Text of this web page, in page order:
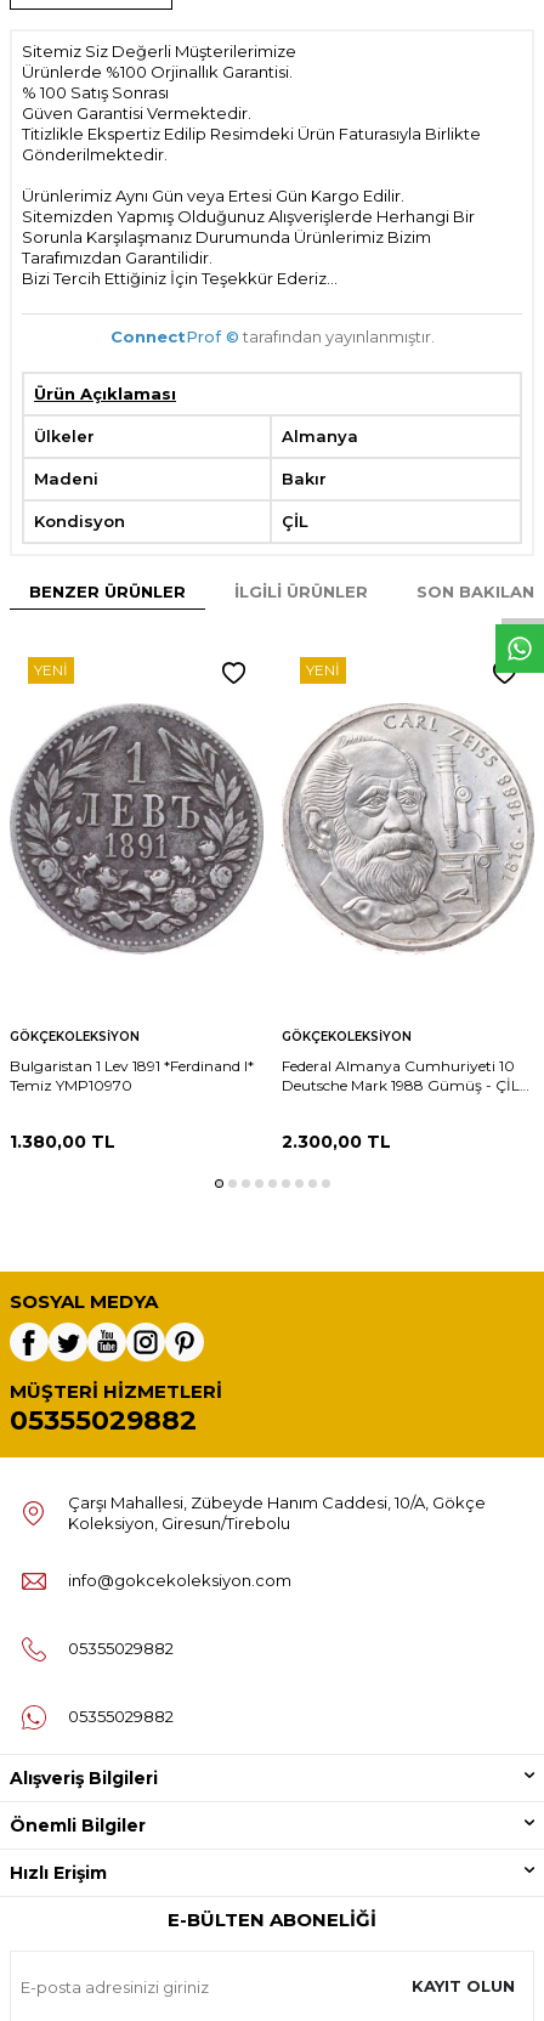
W
h
t
s
p
p
D
e
s
e
H
a
t
t
Sitemiz Siz Değerli Müşterilerimize
Ürünlerde %100 Orjinallık Garantisi.
% 100 Satış Sonrası
Güven Garantisi Vermektedir.
Titizlikle Ekspertiz Edilip Resimdeki Ürün Faturasıyla Birlikte
Gönderilmektedir.
Ürünlerimiz Aynı Gün veya Ertesi Gün Kargo Edilir.
Sitemizden Yapmış Olduğunuz Alışverişlerde Herhangi Bir
Sorunla Karşılaşmanız Durumunda Ürünlerimiz Bizim
Tarafımızdan Garantilidir.
Bizi Tercih Ettiğiniz İçin Teşekkür Ederiz...
ConnectProf © tarafından yayınlanmıştır.
Ürün Açıklaması
Ülkeler Almanya
Madeni Bakır
Kondisyon ÇİL
BENZER ÜRÜNLER İLGILI ÜRÜNLER SON
YENI
GÖKÇEKOLEKSIYON
Bulgaristan 1 Lev 1891 *Ferdinand I*
Temiz YMP10970
1.380,00 TL
YENI
GÖKÇEKOLEKSIYON
Federal Almanya Cumhuriyeti 10
Deutsche Mark 1988 Gümüş - ÇİL
2.300,00TL
SOSYAL MEDYA
MÜŞTERI HIZMETLERI
05355029882
Çarşı Mahallesi, Zübeyde Hanım Caddesi, 10/A, Gökçe
Koleksiyon, Giresun/Tirebolu
info@gokcekoleksiyon.com
05355029882
05355029882
Alışveriş Bilgileri
Önemli Bilgiler
Hızlı Erişim
E-BÜLTEN ABONELIĞI
KAYIT OLUN